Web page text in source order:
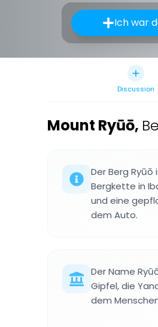
Ich war
Discussion
Mount Ryūō,
Der Berg
Bergkette in
und eine
dem Auto.
Der Name
Gipfel, die
dem